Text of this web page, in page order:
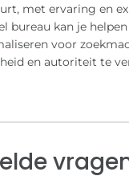
met ervaring en
bureau kan je
voor
en autoriteit te